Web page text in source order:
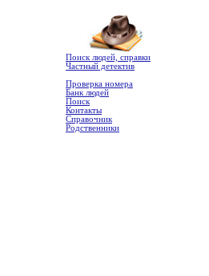
Поиск людей, справки
Частный детектив
Проверка номера
Банк людей
Поиск
Контакты
Справочник
Родственники